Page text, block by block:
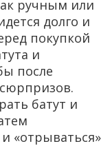
ручным или
долго и
покупкой
и
после
батут и
«отрываться»